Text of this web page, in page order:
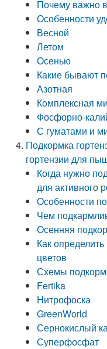
Почему важно
Особенности
Весной
Летом
Осенью
Какие бывают
Азотная
Комплексная
Фосфорно-
С гуматами и
Подкормка
гортензии для
Когда нужно
для активного
Особенности
Чем
Осенняя
Как
цветов
Схемы
Fertika
Нитрофоска
GreenWorld
Сернокислый
Суперфосфат